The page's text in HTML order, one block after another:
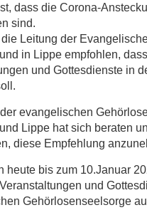
dass die Corona-
sind.
die Leitung der
in Lippe empfohlen,
und Gottesdienste in
evangelischen
Lippe hat sich beraten
diese Empfehlung
heute bis zum 10.Januar
und
Gehörlosenseelsorge